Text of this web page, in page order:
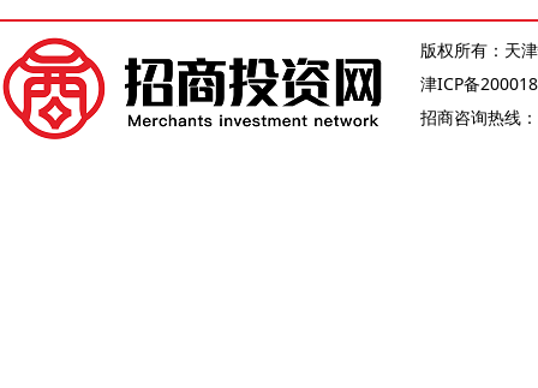
版权所有：天
津ICP备
招商咨询热线：